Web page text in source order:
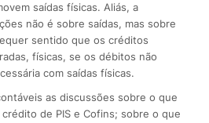
saídas físicas. Aliás, a
não é sobre saídas, mas sobre
sentido que os créditos
físicas, se os débitos não
com saídas físicas.
as discussões sobre o que
de PIS e Cofins; sobre o que